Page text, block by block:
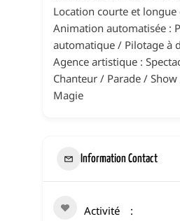
Location courte et longue
Animation automatisée :
automatique / Pilotage à
Agence artistique :
Chanteur / Parade /
Magie
Information Contact
Activité